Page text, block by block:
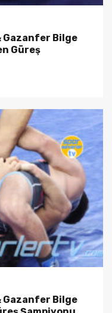
Gazanfer Bilge
Güreş
Gazanfer Bilge